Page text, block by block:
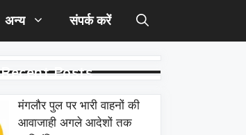
अन्य संपर्क करें
Recent Posts
मंगलौर पुल पर भारी वाहनों की
आवाजाही अगले आदेशों तक